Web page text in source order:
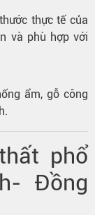
thực tế của
và phù hợp với
ẩm, gỗ công
phổ
Đồng